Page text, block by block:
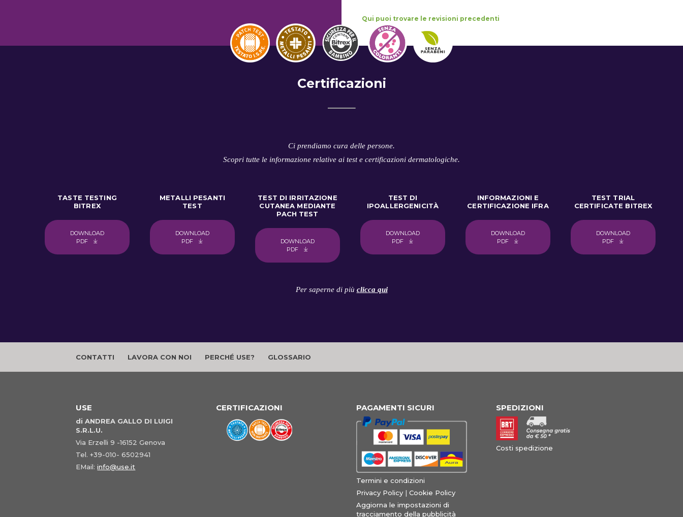
Qui puoi trovare le revisioni precedenti
Certificazioni
Ci prendiamo cura delle persone.
Scopri tutte le informazione relative ai test e certificazioni dermatologiche.
TASTE TESTING
BITREX
DOWNLOAD
PDF
METALLI PESANTI
TEST
DOWNLOAD
PDF
TEST DI IRRITAZIONE
CUTANEA MEDIANTE
PACH TEST
DOWNLOAD
PDF
TEST DI
IPOALLERGENICITÀ
DOWNLOAD
PDF
INFORMAZIONI E
CERTIFICAZIONE IFRA
DOWNLOAD
PDF
TEST TRIAL
CERTIFICATE BITREX
DOWNLOAD
PDF
Per saperne di più clicca qui
CONTATTI LAVORA CON NOI PERCHÉ USE? GLOSSARIO
USE
di ANDREA GALLO DI LUIGI
S.R.L.U.
Via Erzelli 9 -16152 Genova
Tel. +39-010- 6502941
EMail:info@use.it
CERTIFICAZIONI PAGAMENTI SICURI
Termini e condizioni
Privacy Policy| Cookie Policy
Aggiorna le impostazioni di
tracciamento della pubblicità
SPEDIZIONI
Costi spedizione